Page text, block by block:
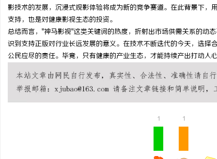
影技术的发展，沉浸式观影体验将成为新的竞争赛道。在此背景下
支持，也是对健康影视生态的投资。
总结而言，"神马影视"这类关键词的热度，折射出市场供需关系的动
识到支持正版对行业长远发展的意义。在技术不断迭代的今天，选
公民应尽的责任。毕竟，只有健康的产业生态，才能持续产出打动人
1 1